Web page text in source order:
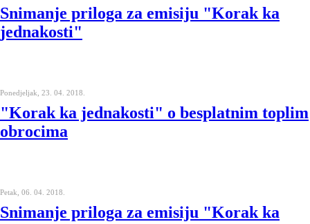
Snimanje priloga za emisiju "Korak ka
jednakosti"
Ponedjeljak, 23. 04. 2018.
"Korak ka jednakosti" o besplatnim toplim
obrocima
Petak, 06. 04. 2018.
Snimanje priloga za emisiju "Korak ka